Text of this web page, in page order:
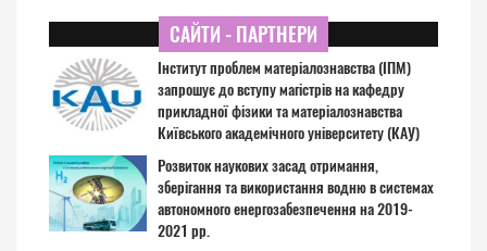
САЙТИ - ПАРТНЕРИ
Інститут проблем матеріалознавства (ІПМ)
запрошує до вступу магістрів на кафедру
прикладної фізики та матеріалознавства
Київського академічного університету (КАУ)
Розвиток наукових засад отримання,
зберігання та використання водню в системах
автономного енергозабезпечення на 2019-
2021 рр.